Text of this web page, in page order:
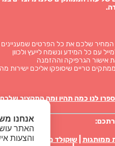
המחיר שלכם את כל הפרטים
עם כל המידע ונשמח לייעץ ולכוון
אישור הגרפיקה וההזמנה
טריים שיסופקו אליכם
ספרו לנו כמה תהיו ומה התקציב
ממותגות שוקולד ממותג|מטבעות
אנחנו
האתר
והצעות